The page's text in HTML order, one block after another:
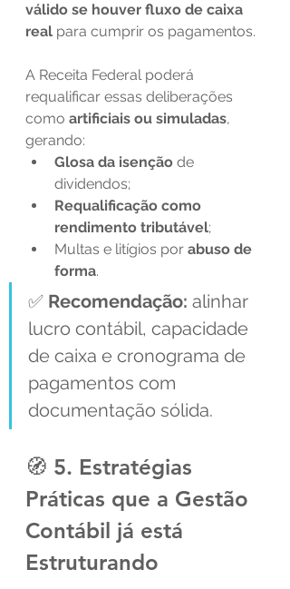
válido se houver fluxo de caixa
real para cumprir os pagamentos.
A Receita Federal poderá
requalificar essas deliberações
como artificiais ou simuladas,
gerando:
Glosa da isenção de
dividendos;
Requalificação como
rendimento tributável;
Multas e litígios por abuso de
forma.
✅ Recomendação: alinhar
lucro contábil, capacidade
de caixa e cronograma de
pagamentos com
documentação sólida.
🧭 5. Estratégias
Práticas que a Gestão
Contábil já está
Estruturando